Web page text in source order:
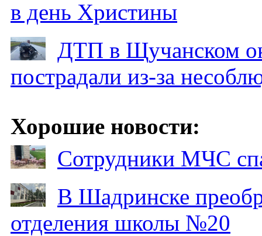
в день Христины
ДТП в Щучанском
пострадали из-за
Хорошие новости:
Сотрудники МЧС
В Шадринске
отделения школы №20